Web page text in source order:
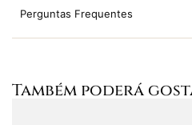
Perguntas Frequentes
Também poderá